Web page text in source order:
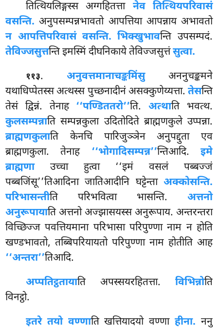
तित्थियलिङ्गस्स अग्गहितत्ता नेव तित्थियपरिवासं
वसन्ति. अनुपसम्पन्नभावतो आपत्तिया आपन्नाय अभावतो
न आपत्तिपरिवासं वसन्ति. भिक्खुभावन्ति उपसम्पदं.
तेविज्जसुत्तन्ति इमस्मिं दीघनिकाये तेविज्जसुत्तंसुत्वा.
११३. अनुवत्तमानाचङ्कमिंसुअननुचङ्कमने
यथाधिप्पेतस्स अत्थस्स पुच्छनादीनं असक्कुणेय्यत्ता. तेसन्ति
तेसं द्विन्नं. तेनाह ‘‘पण्डिततरो’’ति.अत्थाति भवत्थ.
कुलसम्पन्नाति सम्पन्नकुला उदितोदिते ब्राह्मणकुले उप्पन्ना.
ब्राह्मणकुलाति केनचि पारिजुञ्ञेन अनुपद्दुता एव
ब्राह्मणकुला. तेनाह ‘‘भोगादिसम्पन्न’’न्तिआदि. इमे
ब्राह्मणाउच्चा हुत्वा ‘‘इमं वसलं पब्बज्जं
पब्बजिंसू’’तिआदिना जातिआदीनि घट्टेन्ता अक्कोसन्ति.
परिभासन्तीति परिभवित्वा भासन्ति. अत्तनो
अनुरूपायाति अत्तनो अज्झासयस्स अनुरूपाय. अन्तरन्तरा
विच्छिज्ज पवत्तियमाना परिभासा परिपुण्णा नाम न होति
खण्डभावतो, तब्बिपरियायतो परिपुण्णा नाम होतीति आह
‘‘अन्तरा’’तिआदि.
अप्पतिट्ठतायाति अपस्सयरहितत्ता. विभिन्नोति
विनट्ठो.
इतरे तयो वण्णाति खत्तियादयो वण्णाहीना. ननु